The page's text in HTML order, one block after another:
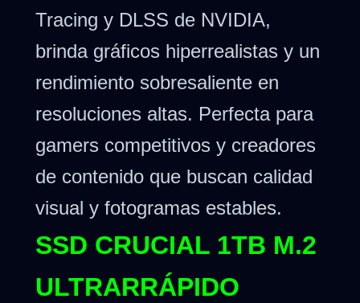
Tracing y DLSS de NVIDIA,
brinda gráficos hiperrealistas y un
rendimiento sobresaliente en
resoluciones altas. Perfecta para
gamers competitivos y creadores
de contenido que buscan calidad
visual y fotogramas estables.
SSD CRUCIAL 1TB M.2
ULTRARRÁPIDO